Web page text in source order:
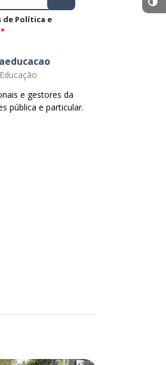
de Política e
*
e gestores da
pública e particular.